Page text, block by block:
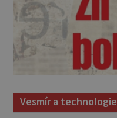
Vesmír a technologie